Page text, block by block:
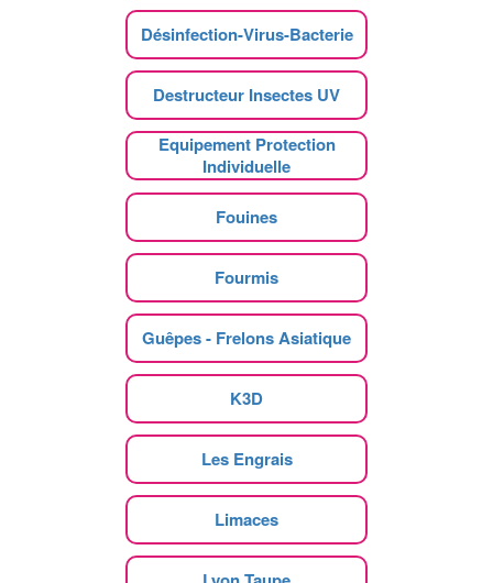
Désinfection-Virus-Bacterie
Destructeur Insectes UV
Equipement Protection
Individuelle
Fouines
Fourmis
Guêpes - Frelons Asiatique
K3D
Les Engrais
Limaces